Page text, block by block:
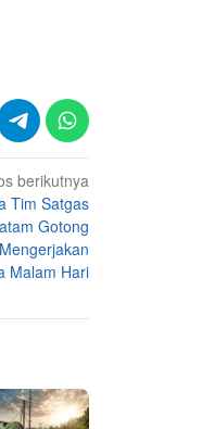
berikutnya
Tim Satgas
Gotong
Malam Hari